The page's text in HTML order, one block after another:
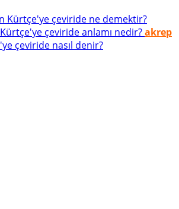
Kürtçe'ye çeviride ne demektir?
çeviride anlamı nedir?akrep
çeviride nasıl denir?